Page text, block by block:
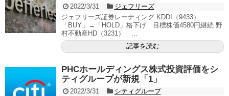
2022/3/31
ジェフリーズ
ジェフリーズ証券レーティング KDDI（9433）
「BUY」→「HOLD」格下げ 目標株価4580円継続 野
村不動産HD（3231） ...
記事を読む
PHCホールディングス株式投資評価をシ
ティグループが新規「1」
2022/3/31
シティグループ